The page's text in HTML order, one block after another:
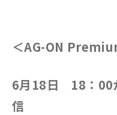
＜AG-ON
6月18日 18：00
信